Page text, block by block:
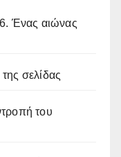
Ένας αιώνας
της σελίδας
του